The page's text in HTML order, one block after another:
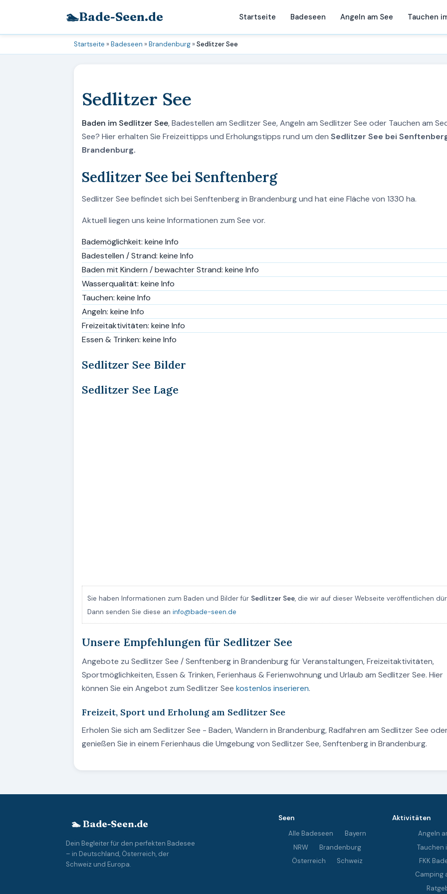
🏊Bade-Seen.de Startseite Badeseen Angeln am See Tauchen
Startseite »Badeseen »Brandenburg »Sedlitzer See
Sedlitzer See
Baden im Sedlitzer See, Badestellen am Sedlitzer See, Angeln am Sedlitzer See oder Tauchen am
See? Hier erhalten Sie Freizeittipps und Erholungstipps rund um den Sedlitzer See bei
Brandenburg.
Sedlitzer See bei Senftenberg
Sedlitzer See befindet sich bei Senftenberg in Brandenburg und hat eine Fläche von 1330 ha.
Aktuell liegen uns keine Informationen zum See vor.
Bademöglichkeit: keine Info
Badestellen / Strand: keine Info
Baden mit Kindern / bewachter Strand: keine Info
Wasserqualität: keine Info
Tauchen: keine Info
Angeln: keine Info
Freizeitaktivitäten: keine Info
Essen & Trinken: keine Info
Sedlitzer See Bilder
Sedlitzer See Lage
Sie haben Informationen zum Baden und Bilder für Sedlitzer See, die wir auf dieser Webseite veröffentlichen
Dann senden Sie diese an info@bade-seen.de
Unsere Empfehlungen für Sedlitzer See
Angebote zu Sedlitzer See / Senftenberg in Brandenburg für Veranstaltungen, Freizeitaktivitäten,
Sportmöglichkeiten, Essen & Trinken, Ferienhaus & Ferienwohnung und Urlaub am Sedlitzer See. Hier
können Sie ein Angebot zum Sedlitzer See kostenlos inserieren.
Freizeit, Sport und Erholung am Sedlitzer See
Erholen Sie sich am Sedlitzer See - Baden, Wandern in Brandenburg, Radfahren am Sedlitzer See
genießen Sie in einem Ferienhaus die Umgebung von Sedlitzer See, Senftenberg in Brandenburg.
🏊 Bade-Seen.de
Dein Begleiter für den perfekten Badesee
– in Deutschland, Österreich, der
Schweiz und Europa.
Seen
Alle Badeseen
Bayern
NRW
Brandenburg
Österreich
Schweiz
Aktivitäten
Angeln
Tauchen
FKK
Camping